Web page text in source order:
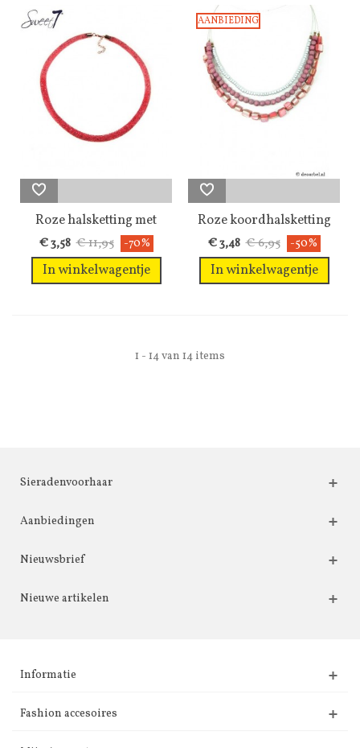
Roze halsketting met
strass...
€ 3,58 € 11,95 -70%
In winkelwagentje
AANBIEDING
Roze koordhalsketting
met...
€ 3,48 € 6,95 -50%
In winkelwagentje
1 - 14 van 14 items
Sieradenvoorhaar
Aanbiedingen
Nieuwsbrief
Nieuwe artikelen
Informatie
Fashion accesoires